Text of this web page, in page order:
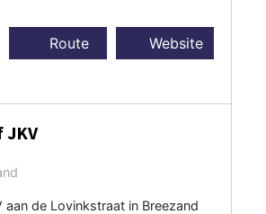
Route Website
JKV
aan de Lovinkstraat in Breezand